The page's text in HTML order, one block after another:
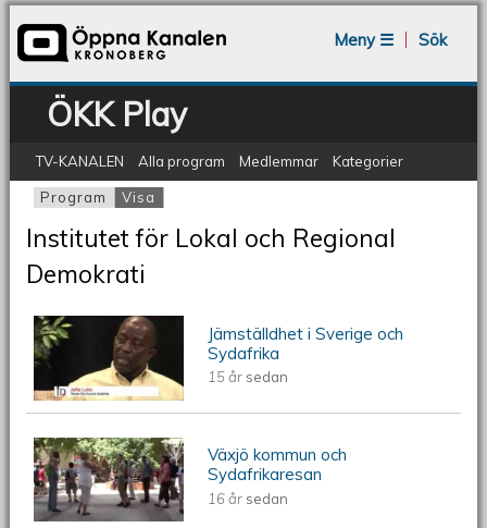
Meny ☰
Sök
ÖKK Play
TV-KANALEN Alla program Medlemmar Kategorier
Primära flikar
Program Visa
Institutet för Lokal och Regional
Demokrati
ÖKV Play - Jämställdhet i Sverige och
Sydafrika
Jämställdhet i Sverige och
Sydafrika
15 år sedan
ÖKV Play - Växjö kommun och
Sydafrikaresan
Växjö kommun och
Sydafrikaresan
16 år sedan